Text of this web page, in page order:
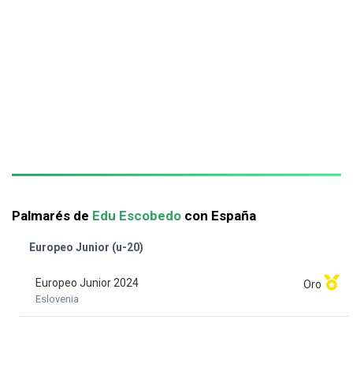
Palmarés de Edu Escobedo con España
Europeo Junior (u-20)
Europeo Junior 2024
Eslovenia
Oro